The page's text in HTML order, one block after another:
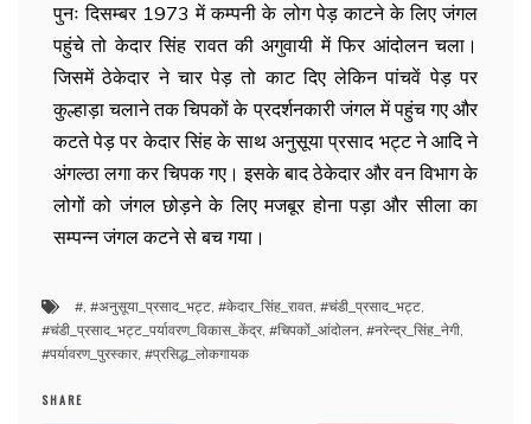
पुनः दिसम्बर 1973 में कम्पनी के लोग पेड़ काटने के लिए जंगल
पहुंचे तो केदार सिंह रावत की अगुवायी में फिर आंदोलन चला।
जिसमें ठेकेदार ने चार पेड़ तो काट दिए लेकिन पांचवें पेड़ पर
कुल्हाड़ा चलाने तक चिपकों के प्रदर्शनकारी जंगल में पहुंच गए और
कटते पेड़ पर केदार सिंह के साथ अनुसूया प्रसाद भट्ट ने आदि ने
अंगल्ठा लगा कर चिपक गए। इसके बाद ठेकेदार और वन विभाग के
लोगों को जंगल छोड़ने के लिए मजबूर होना पड़ा और सीला का
सम्पन्न जंगल कटने से बच गया।
#, #अनुसूया_प्रसाद_भट्ट, #केदार_सिंह_रावत, #चंडी_प्रसाद_भट्ट,
#चंडी_प्रसाद_भट्ट_पर्यावरण_विकास_केंद्र, #चिपकों_आंदोलन, #नरेन्द्र_सिंह_नेगी,
#पर्यावरण_पुरस्कार, #प्रसिद्ध_लोकगायक
SHARE